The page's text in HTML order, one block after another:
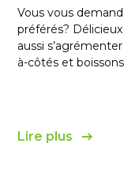
Vous vous
préférés?
aussi
à-côtés et
Lire plus